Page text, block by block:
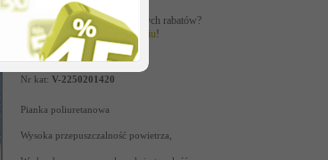
Chcesz korzystać z dodatkowych rabatów?
Najlepsze
ceny po zalogowaniu!
Nr kat: V-2250201420
Pianka poliuretanowa
Wysoka przepuszczalność powietrza,